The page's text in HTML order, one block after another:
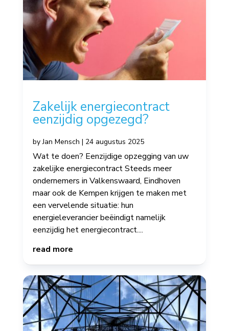
Zakelijk energiecontract
eenzijdig opgezegd?
byJan Mensch | 24 augustus 2025
Wat te doen? Eenzijdige opzegging van uw
zakelijke energiecontract Steeds meer
ondernemers in Valkenswaard, Eindhoven
maar ook de Kempen krijgen te maken met
een vervelende situatie: hun
energieleverancier beëindigt namelijk
eenzijdig het energiecontract....
read more